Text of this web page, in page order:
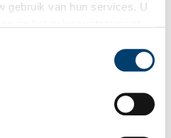
gebruik van hun services. U
de mooiste verhalen en het
u dan nu in voor onze